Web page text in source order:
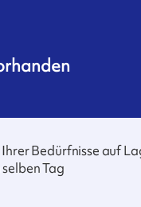
Bedürfnisse auf
Tag